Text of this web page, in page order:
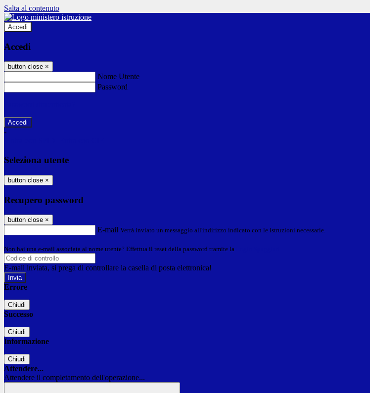
Salta al contenuto
Accedi
Accedi
button close ×
Nome Utente
Password
-
Seleziona utente
button close ×
Recupero password
button close ×
E-mail Verrà inviato un messaggio all'indirizzo indicato con le istruzioni necessarie.
Non hai una e-mail associata al nome utente? Effettua il reset della password tramite la
E-mail inviata, si prega di controllare la casella di posta elettronica!
Errore
Chiudi
Successo
Chiudi
Informazione
Chiudi
Attendere...
Attendere il completamento dell'operazione...